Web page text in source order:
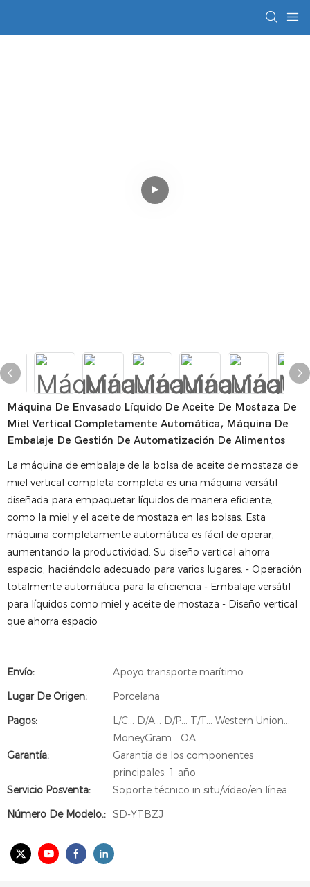
Máquina De Envasado Líquido De Aceite De Mostaza De
Miel Vertical Completamente Automática, Máquina De
Embalaje De Gestión De Automatización De Alimentos
La máquina de embalaje de la bolsa de aceite de mostaza de
miel vertical completa completa es una máquina versátil
diseñada para empaquetar líquidos de manera eficiente,
como la miel y el aceite de mostaza en las bolsas. Esta
máquina completamente automática es fácil de operar,
aumentando la productividad. Su diseño vertical ahorra
espacio, haciéndolo adecuado para varios lugares. - Operación
totalmente automática para la eficiencia - Embalaje versátil
para líquidos como miel y aceite de mostaza - Diseño vertical
que ahorra espacio
Envío:
Apoyo transporte marítimo
Lugar De Origen:
Porcelana
Pagos:
L/C... D/A... D/P... T/T... Western Union...
MoneyGram... OA
Garantía:
Garantía de los componentes
principales: 1 año
Servicio Posventa:
Soporte técnico in situ/vídeo/en línea
Número De Modelo.: SD-YTBZJ